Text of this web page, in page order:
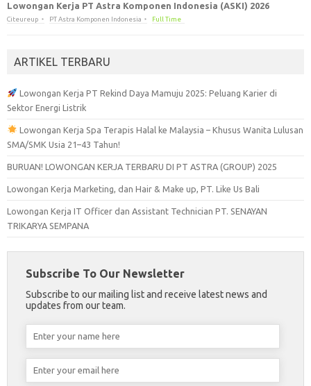
Lowongan Kerja PT Astra Komponen Indonesia (ASKI) 2026
Citeureup PT Astra Komponen Indonesia Full Time
ARTIKEL TERBARU
Lowongan Kerja PT Rekind Daya Mamuju 2025: Peluang Karier di
Sektor Energi Listrik
Lowongan Kerja Spa Terapis Halal ke Malaysia – Khusus Wanita Lulusan
SMA/SMK Usia 21–43 Tahun!
BURUAN! LOWONGAN KERJA TERBARU DI PT ASTRA (GROUP) 2025
Lowongan Kerja Marketing, dan Hair & Make up, PT. Like Us Bali
Lowongan Kerja IT Officer dan Assistant Technician PT. SENAYAN
TRIKARYA SEMPANA
Subscribe To Our Newsletter
Subscribe to our mailing list and receive latest news and
updates from our team.